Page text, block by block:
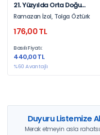
21. Yüzyılda Orta Doğu
Bölgesel Politikalar –
Uluslararası Sorunlar –
Küresel Aktörler
Ramazan İzol, Tolga Öztürk
176,00 TL
Basılı Fiyatı:
440,00 TL
%60 Avantajlı
Duyuru Listemize
Merak etmeyin asla